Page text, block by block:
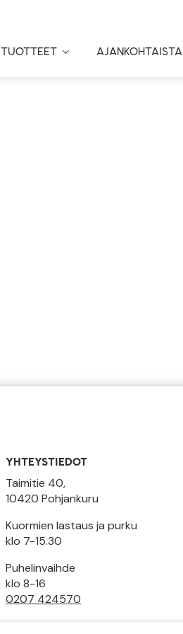
TUOTTEET
Toggle
AJANKOHTAISTA
YHTEYSTIEDOT
Taimitie 40,
10420 Pohjankuru
Kuormien lastaus ja purku
klo 7-15.30
Puhelinvaihde
klo 8-16
0207 424570